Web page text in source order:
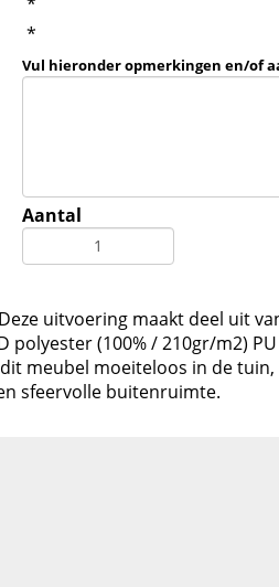
*
Vul hieronder opmerkingen en/of
Aantal
uitvoering maakt deel uit
(100% / 210gr/m2)
meubel moeiteloos in de
sfeervolle buitenruimte.